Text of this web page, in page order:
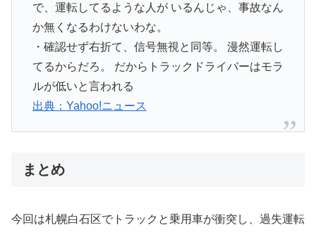
で、運転してるような人が いるんじゃ、事故なん
か無くなるわけないわな。
・確認せず右折て、信号無視と同等。 漫然運転し
てるからだろ。 だからトラックドライバーはモラ
ルが低いと言われる
出典：Yahoo!ニュース
まとめ
今回は札幌白石区でトラックと乗用車が衝突し、過失運転